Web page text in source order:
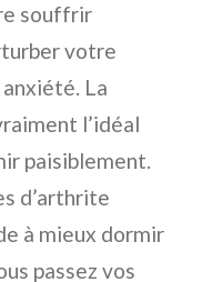
souffrir
votre
La
l’idéal
paisiblement.
d’arthrite
à mieux dormir
passez vos